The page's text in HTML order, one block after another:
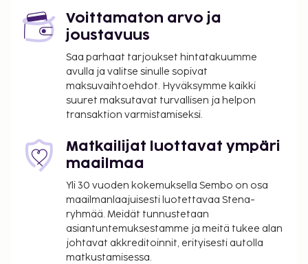
km / 34,6 mi
Käytössäsi on ympäri vuorokauden auki oleva
vastaanotto, hissi ja juomavesiautomaatti.
Palveluihin kuuluu ilmainen pysäköinti. Hyödynnä
vuokrattavat polkupyörät, terassi ja puutarha.
Majoituspaikan ravintolassa, ibis Styles
VersaillesSQY, on baari/aulabaari. Halutessasi
käytössäsi on myös huonepalvelu (rajoitettuina
aikoina). Hotelli järjestää ilmaiset kutsut, joilla voit
tavata muita asiakkaita. Kutsut järjestetään
päivittäin. Ilmainen tilauksen mukaan valmistettu
aamiainen tarjoillaan arkipäivisin klo 6.00–10.00 ja
viikonloppuisin klo 7.00–10.00. Tämän
majoituspaikan virallisen tähtiluokituksen on
myöntänyt Ranskan turismin kehitysjärjestö ATOUT.
Voittamaton arvo ja
joustavuus
Saa parhaat tarjoukset hintatakuumme
avulla ja valitse sinulle sopivat
maksuvaihtoehdot. Hyväksymme kaikki
suuret maksutavat turvallisen ja helpon
transaktion varmistamiseksi.
Matkailijat luottavat ympäri
maailmaa
Yli 30 vuoden kokemuksella Sembo on osa
maailmanlaajuisesti luotettavaa Stena-
ryhmää. Meidät tunnustetaan
asiantuntemuksestamme ja meitä tukee alan
johtavat akkreditoinnit, erityisesti autolla
matkustamisessa.